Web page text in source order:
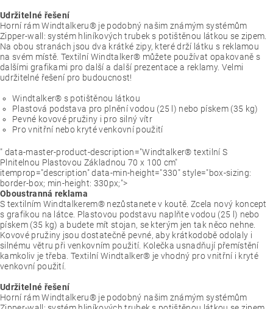
Udržitelné řešení
Horní rám Windtalkeru® je podobný našim známým systémům
Zipper-wall: systém hliníkových trubek s potištěnou látkou se zipem.
Na obou stranách jsou dva krátké zipy, které drží látku s reklamou
na svém místě. Textilní Windtalker® můžete používat opakovaně s
dalšími grafikami pro další a další prezentace a reklamy. Velmi
udržitelné řešení pro budoucnost!
Windtalker® s potištěnou látkou
Plastová podstava pro plnění vodou (25 l) nebo pískem (35 kg)
Pevné kovové pružiny i pro silný vítr
Pro vnitřní nebo kryté venkovní použití
" data-master-product-description="Windtalker® textilní S
Plnitelnou Plastovou Základnou 70 x 100 cm"
itemprop="description" data-min-height="330" style="box-sizing:
border-box; min-height: 330px;">
Oboustranná reklama
S textilním Windtalkerem® nezůstanete v koutě. Zcela nový koncept
s grafikou na látce. Plastovou podstavu naplňte vodou (25 l) nebo
pískem (35 kg) a budete mít stojan, se kterým jen tak něco nehne.
Kovové pružiny jsou dostatečně pevné, aby krátkodobě odolaly i
silnému větru při venkovním použití. Kolečka usnadňují přemístění
kamkoliv je třeba. Textilní Windtalker® je vhodný pro vnitřní i kryté
venkovní použití.
Udržitelné řešení
Horní rám Windtalkeru® je podobný našim známým systémům